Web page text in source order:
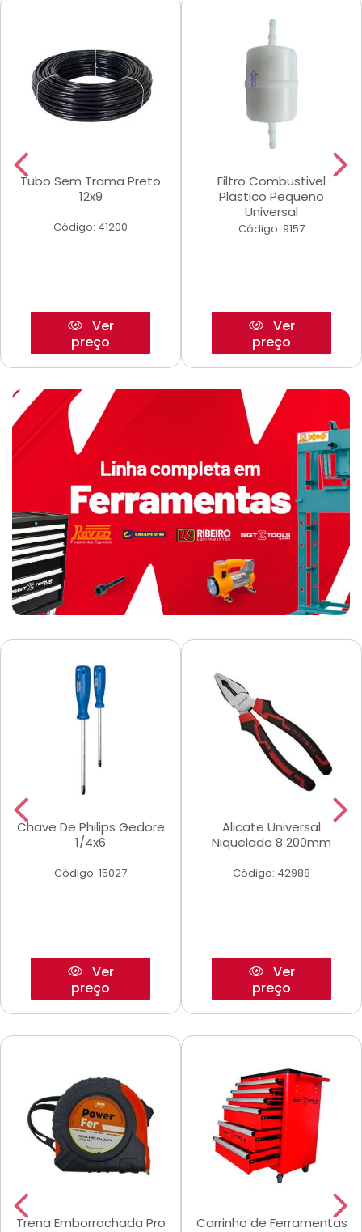
Tubo Sem Trama Preto
12x9
Código: 41200
Ver
preço
Filtro Combustivel
Plastico Pequeno
Universal
Código: 9157
Ver
preço
Chave De Philips Gedore
1/4x6
Código: 15027
Ver
preço
Alicate Universal
Niquelado 8 200mm
Código: 42988
Ver
preço
Trena Emborrachada Pro
Carrinho de Ferramentas